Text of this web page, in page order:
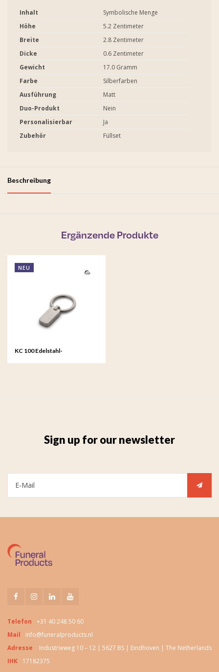
Inhalt
Symbolische Menge
Höhe
5.2 Zentimeter
Breite
2.8 Zentimeter
Dicke
0.6 Zentimeter
Gewicht
17.0 Gramm
Farbe
Silberfarben
Ausführung
Matt
Duo-Produkt
Nein
Personalisierbar
Ja
Zubehör
Füllset
Beschreibung
Ergänzende Produkte
NEU
KC 100 Edelstahl-
Sign up for our newsletter
Telefon
+31 40 248 50 60
Mail
info@funeralproducts.nl
Adresse
Industrieweg 10 – 12 | 5627 BS | Eindhoven | The Netherlands
IHK
17182375